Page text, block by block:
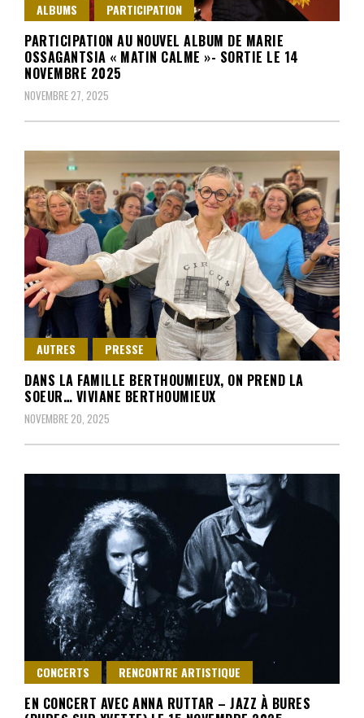
ALBUMS PARTICIPATION
PARTICIPATION AU NOUVEL ALBUM DE MARIE
OSSAGANTSIA « MATIN CALME »- SORTIE LE 14
NOVEMBRE 2025
NOVEMBRE 27, 2025
AUTRES PRESSE
DANS LA FAMILLE BERTHOUMIEUX, ON PREND LA
SOEUR… VIVIANE BERTHOUMIEUX
NOVEMBRE 20, 2025
CONCERTS RENCONTRE ARTISTIQUE
EN CONCERT AVEC ANNA RUTTAR – JAZZ À BURES